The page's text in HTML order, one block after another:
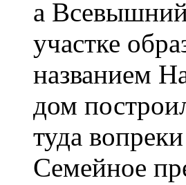
а
участке
названием
дом
туда
Семейное